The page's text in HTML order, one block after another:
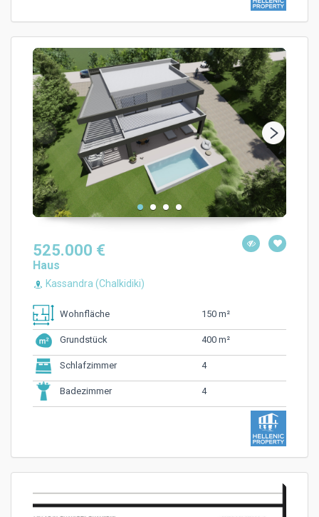
525.000 €
Haus
Kassandra (Chalkidiki)
Wohnfläche 150 m²
Grundstück 400 m²
Schlafzimmer 4
Badezimmer 4